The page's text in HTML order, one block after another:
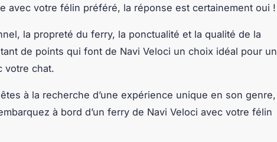
avec votre félin préféré, la réponse est certainement oui !
la propreté du ferry, la ponctualité et la qualité de la
de points qui font de Navi Veloci un choix idéal pour un
votre chat.
à la recherche d’une expérience unique en son genre,
à bord d’un ferry de Navi Veloci avec votre félin